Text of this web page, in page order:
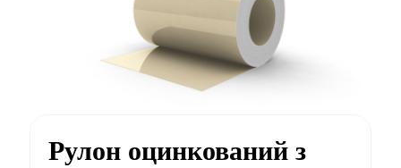
Рулон оцинкований з